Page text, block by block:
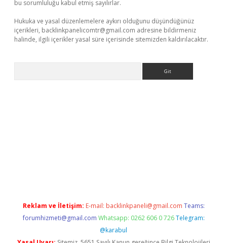
bu sorumluluğu kabul etmiş sayılırlar.
Hukuka ve yasal düzenlemelere aykırı olduğunu düşündüğünüz
içerikleri, backlinkpanelicomtr@gmail.com adresine bildirmeniz
halinde, ilgili içerikler yasal süre içerisinde sitemizden kaldırılacaktır.
Reklam ve İletişim: E-mail: backlinkpaneli@gmail.com Teams:
forumhizmeti@gmail.com Whatsapp: 0262 606 0 726 Telegram:
@karabul